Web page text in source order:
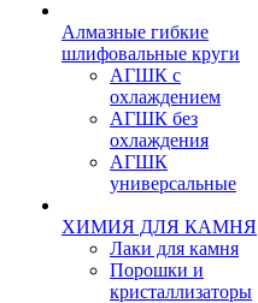
Алмазные гибкие
шлифовальные круги
АГШК с
охлаждением
АГШК без
охлаждения
АГШК
универсальные
ХИМИЯ ДЛЯ КАМНЯ
Лаки для камня
Порошки и
кристаллизаторы